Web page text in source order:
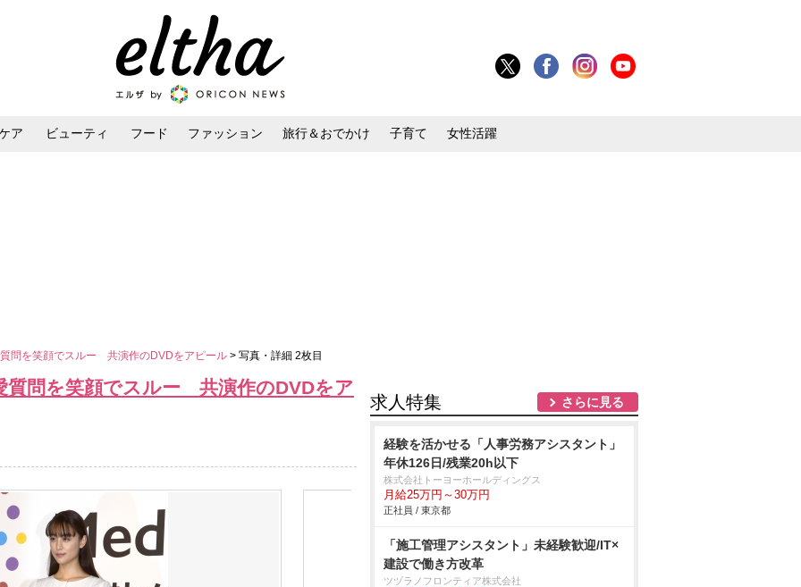
ア ビューティ フード ファッション 旅行＆おでかけ 子育て 女性活躍
問を笑顔でスルー 共演作のDVDをアピール > 写真・詳細 2枚目
質問を笑顔でスルー 共演作のDVDをア
求人特集 さらに見る
経験を活かせる「人事労務アシスタント」
年休126日/残業20h以下
株式会社トーヨーホールディングス
月給25万円～30万円
正社員 / 東京都
「施工管理アシスタント」未経験歓迎/IT×
建設で働き方改革
ツヅラノフロンティア株式会社